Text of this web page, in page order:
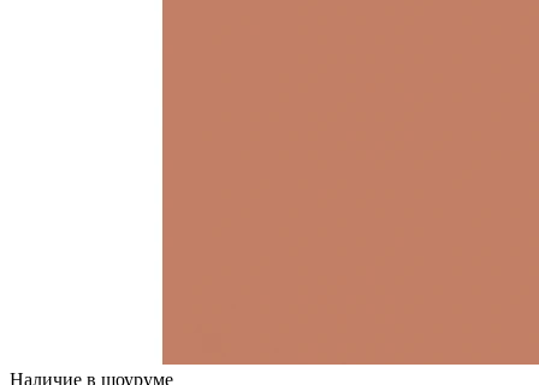
Наличие в шоуруме